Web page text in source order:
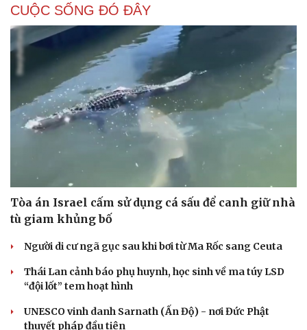
CUỘC SỐNG ĐÓ ĐÂY
Tòa án Israel cấm sử dụng cá sấu để canh giữ nhà
tù giam khủng bố
Người di cư ngã gục sau khi bơi từ Ma Rốc sang Ceuta
Thái Lan cảnh báo phụ huynh, học sinh về ma túy LSD
“đội lốt” tem hoạt hình
UNESCO vinh danh Sarnath (Ấn Độ) - nơi Đức Phật
thuyết pháp đầu tiên